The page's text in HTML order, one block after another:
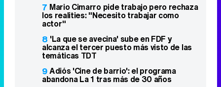
7 Mario Cimarro pide trabajo pero rechaza
los realities: "Necesito trabajar como
actor"
8 'La que se avecina' sube en FDF y
alcanza el tercer puesto más visto de las
temáticas TDT
9Adiós 'Cine de barrio': el programa
abandona La 1 tras más de 30 años